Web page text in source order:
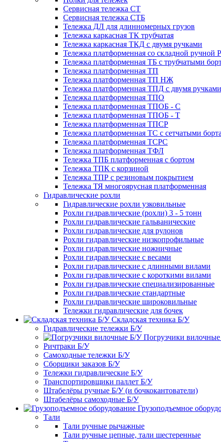
Сервисная тележка СТ
Сервисная тележка СТБ
Тележка ДЛ для длинномерных грузов
Тележка каркасная ТК трубчатая
Тележка каркасная ТКД с двумя ручками
Тележка платформенная со складной ручной
Тележка платформенная ТБ с трубчатыми
Тележка платформенная ТП
Тележка платформенная ТП НЖ
Тележка платформенная ТПД с двумя ручками
Тележка платформенная ТПО
Тележка платформенная ТПОБ - С
Тележка платформенная ТПОБ - Т
Тележка платформенная ТПСР
Тележка платформенная ТС с сетчатыми
Тележка платформенная ТСРС
Тележка платформенная ТФЛ
Тележка ТПБ платформенная с бортом
Тележка ТПК с корзиной
Тележка ТПР с резиновым покрытием
Тележка ТЯ многоярусная платформенная
Гидравлические рохли
Гидравлические рохли узковильные
Рохли гидравлические (рохли) 3 - 5 тонн
Рохли гидравлические гальванические
Рохли гидравлические для рулонов
Рохли гидравлические низкопрофильные
Рохли гидравлические ножничные
Рохли гидравлические с весами
Рохли гидравлические с длинными вилами
Рохли гидравлические с короткими вилами
Рохли гидравлические специализированные
Рохли гидравлические стандартные
Рохли гидравлические широковильные
Тележки гидравлические для бочек
Складская техника Б/У
Гидравлические тележки Б/У
Погрузчики
Ричтраки Б/У
Самоходные тележки Б/У
Сборщики заказов Б/У
Тележки гидравлические Б/У
Транспортировщики паллет Б/У
Штабелёры ручные Б/У (и бочкокантователи)
Штабелёры самоходные Б/У
Грузоподъемное
Тали
Тали ручные рычажные
Тали ручные цепные, тали шестеренные